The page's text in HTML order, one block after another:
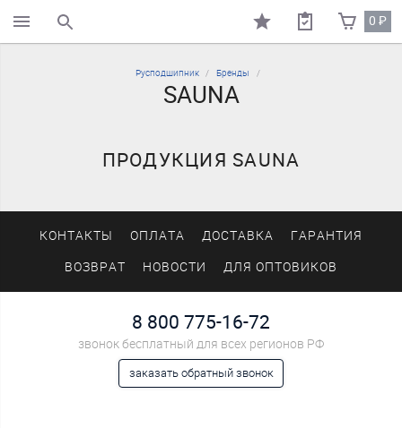
поиск по каталогу 0₽
Русподшипник Бренды
SAUNA
ПРОДУКЦИЯ SAUNA
КОНТАКТЫ ОПЛАТА ДОСТАВКА ГАРАНТИЯ
ВОЗВРАТ НОВОСТИ ДЛЯ ОПТОВИКОВ
8 800 775-16-72
звонок бесплатный для всех регионов РФ
заказать обратный звонок